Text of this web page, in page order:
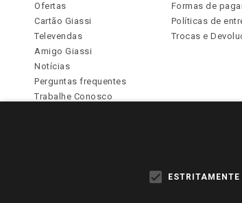
Ofertas
Cartão Giassi
Televendas
Amigo Giassi
Notícias
Perguntas frequentes
Trabalhe Conosco
Formas de
Políticas de
Trocas e
PARA VER OS PREÇOS DA
TODOS OS PREÇOS E CONDIÇÕES